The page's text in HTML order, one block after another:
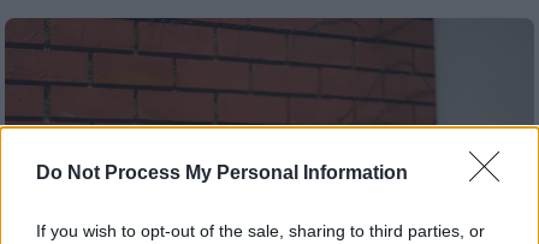
Do Not Process My Personal Information
If you wish to opt-out of the sale, sharing to third parties, or